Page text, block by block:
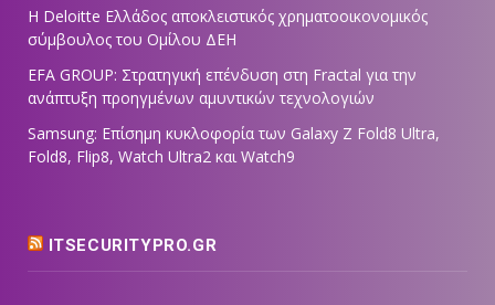
Η Deloitte Ελλάδος αποκλειστικός χρηματοοικονομικός
σύμβουλος του Ομίλου ΔΕΗ
EFA GROUP: Στρατηγική επένδυση στη Fractal για την
ανάπτυξη προηγμένων αμυντικών τεχνολογιών
Samsung: Επίσημη κυκλοφορία των Galaxy Z Fold8 Ultra,
Fold8, Flip8, Watch Ultra2 και Watch9
ITSECURITYPRO.GR